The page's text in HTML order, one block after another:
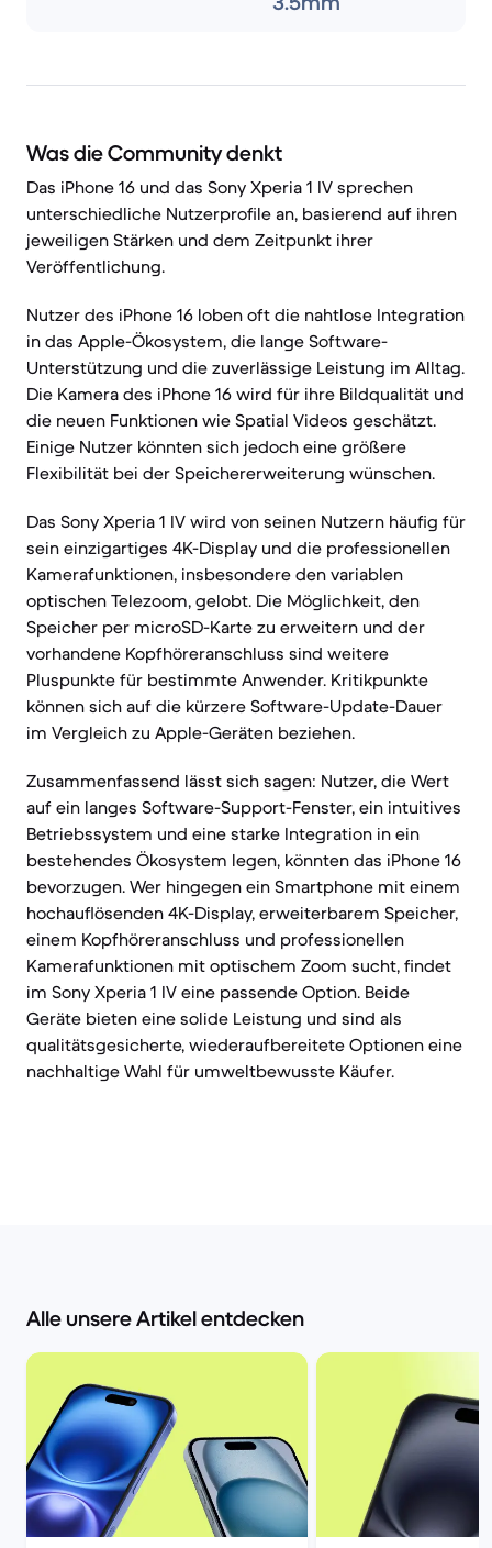
Was die Community denkt
Das iPhone 16 und das Sony Xperia 1 IV sprechen
unterschiedliche Nutzerprofile an, basierend auf ihren
jeweiligen Stärken und dem Zeitpunkt ihrer
Veröffentlichung.
Nutzer des iPhone 16 loben oft die nahtlose Integration
in das Apple-Ökosystem, die lange Software-
Unterstützung und die zuverlässige Leistung im Alltag.
Die Kamera des iPhone 16 wird für ihre Bildqualität und
die neuen Funktionen wie Spatial Videos geschätzt.
Einige Nutzer könnten sich jedoch eine größere
Flexibilität bei der Speichererweiterung wünschen.
Das Sony Xperia 1 IV wird von seinen Nutzern häufig für
sein einzigartiges 4K-Display und die professionellen
Kamerafunktionen, insbesondere den variablen
optischen Telezoom, gelobt. Die Möglichkeit, den
Speicher per microSD-Karte zu erweitern und der
vorhandene Kopfhöreranschluss sind weitere
Pluspunkte für bestimmte Anwender. Kritikpunkte
können sich auf die kürzere Software-Update-Dauer
im Vergleich zu Apple-Geräten beziehen.
Zusammenfassend lässt sich sagen: Nutzer, die Wert
auf ein langes Software-Support-Fenster, ein intuitives
Betriebssystem und eine starke Integration in ein
bestehendes Ökosystem legen, könnten das iPhone 16
bevorzugen. Wer hingegen ein Smartphone mit einem
hochauflösenden 4K-Display, erweiterbarem Speicher,
einem Kopfhöreranschluss und professionellen
Kamerafunktionen mit optischem Zoom sucht, findet
im Sony Xperia 1 IV eine passende Option. Beide
Geräte bieten eine solide Leistung und sind als
qualitätsgesicherte, wiederaufbereitete Optionen eine
nachhaltige Wahl für umweltbewusste Käufer.
Alle unsere Artikel entdecken